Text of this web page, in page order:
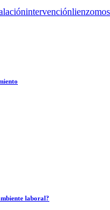
intervenciónlienzo
laboral?